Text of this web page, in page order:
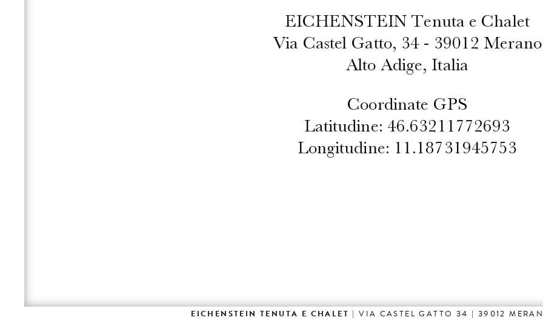
EICHENSTEIN Tenuta e Chalet
Via Castel Gatto, 34 - 39012 Merano
Alto Adige, Italia
Coordinate GPS
Latitudine: 46.63211772693
Longitudine: 11.18731945753
EICHENSTEIN TENUTA E CHALET | VIA CASTEL GATTO 34 | 39012